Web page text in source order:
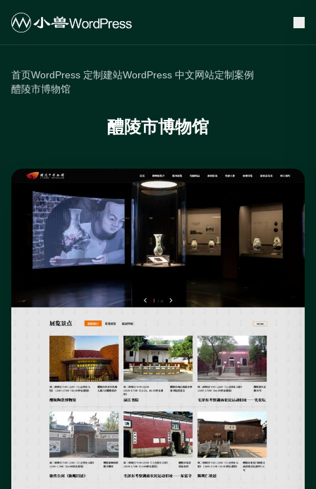
首页WordPress 定制建站WordPress 中文网站定制案例
醴陵市博物馆
醴陵市博物馆